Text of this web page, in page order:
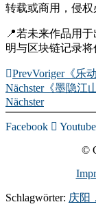
转载或商用，侵权
📍若未来作品用
明与区块链记录将
PrevVoriger《乐
Nächster《墨隐江
Nächster
Facebook Youtube
©
Schlagwörter: 庆阳